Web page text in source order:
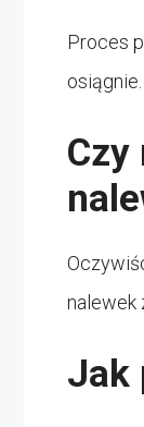
Proces
nalewek
Jak